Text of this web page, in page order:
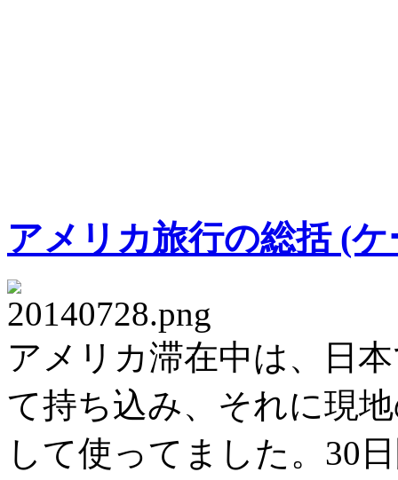
アメリカ旅行の総括 (
アメリカ滞在中は、日
て持ち込み、それに現
して使ってました。30